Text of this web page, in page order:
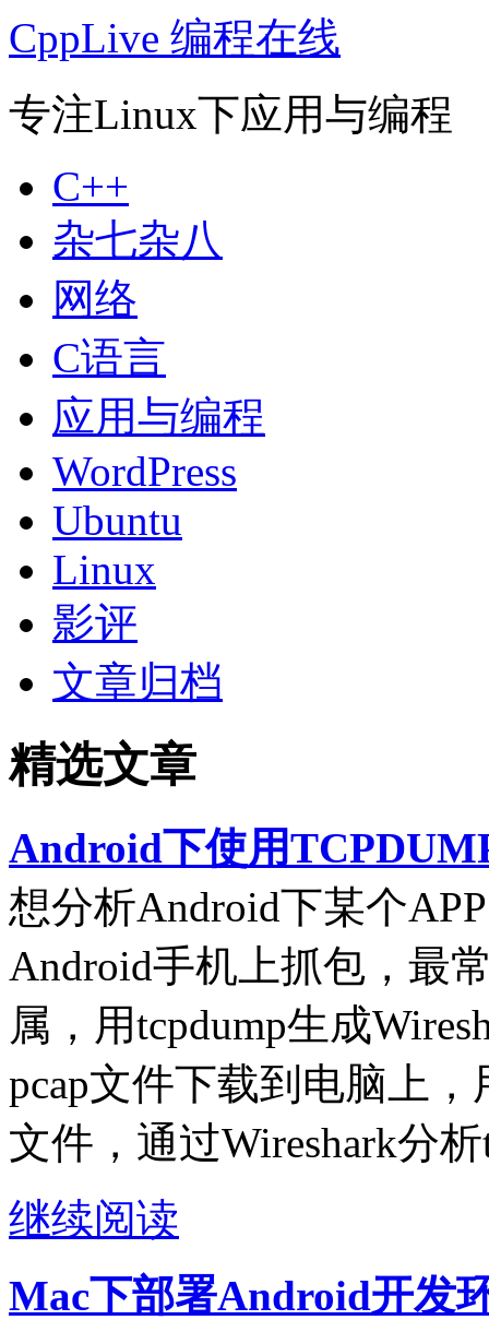
CppLive 编程在线
专注Linux下应用与编程
C++
杂七杂八
网络
C语言
应用与编程
WordPress
Ubuntu
Linux
影评
文章归档
精选文章
Android下使用
想分析Android下某个
Android手机上抓包，最
属，用tcpdump生成
pcap文件下载到电脑上，
文件，通过Wireshark分
继续阅读
Mac下部署Android开发